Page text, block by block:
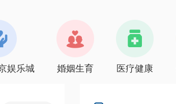
娱乐城 婚姻生育 医疗健康